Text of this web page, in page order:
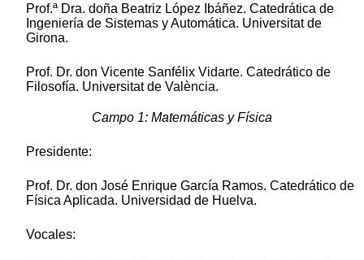
Prof.ª Dra. doña Beatriz López Ibáñez. Catedrática de
Ingeniería de Sistemas y Automática. Universitat de
Girona.
Prof. Dr. don Vicente Sanfélix Vidarte. Catedrático de
Filosofía. Universitat de València.
Campo 1: Matemáticas y Física
Presidente:
Prof. Dr. don José Enrique García Ramos. Catedrático de
Física Aplicada. Universidad de Huelva.
Vocales: